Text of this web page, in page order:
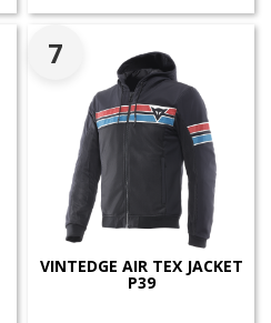
7
VINTEDGE AIR TEX JACKET
P39